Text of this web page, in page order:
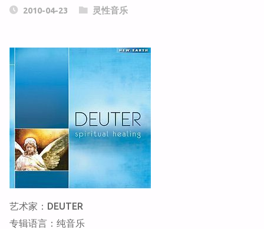
2010-04-23 灵性音乐
艺术家：DEUTER
专辑语言：纯音乐